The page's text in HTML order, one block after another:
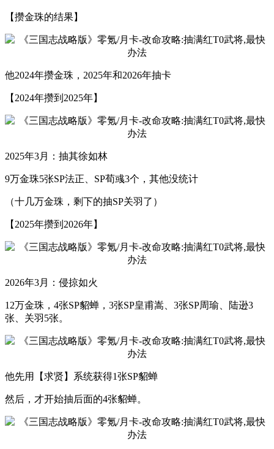
【攒金珠的结果】
他2024年攒金珠，2025年和2026年抽卡
【2024年攒到2025年】
2025年3月：抽其徐如林
9万金珠5张SP法正、SP荀彧3个，其他没统计
（十几万金珠，剩下的抽SP关羽了）
【2025年攒到2026年】
2026年3月：侵掠如火
12万金珠，4张SP貂蝉，3张SP皇甫嵩、3张SP周瑜、陆逊3
张、关羽5张。
他先用【求贤】系统获得1张SP貂蝉
然后，才开始抽后面的4张貂蝉。